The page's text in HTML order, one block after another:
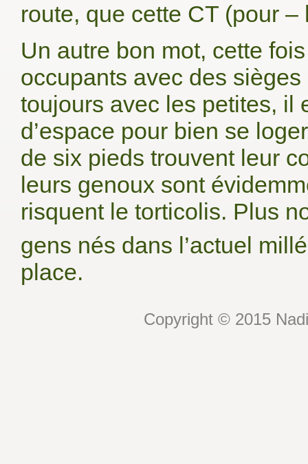
route, que cette CT (pour
Un autre bon mot, cette
occupants avec des
toujours avec les petites, il
d’espace pour bien se
de six pieds trouvent leur
leurs genoux sont
risquent le torticolis. Plus
gens nés dans l’actuel
place.
Copyright © 2015